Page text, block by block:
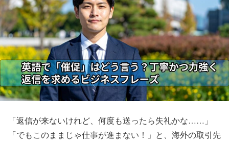
「返信が来ないけれど、何度も送ったら失礼かな……」
「でもこのままじゃ仕事が進まない！」と、海外の取引先